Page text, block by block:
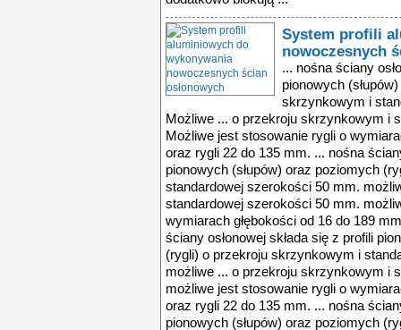
System profili
nowoczesnych
... nośna ściany
pionowych
skrzynkowym i
Możliwe ... o przekroju skrzynkowym i
Możliwe jest stosowanie rygli o
oraz rygli 22 do 135 mm. ... nośna
pionowych (słupów) oraz poziomych
standardowej szerokości 50 mm.
standardowej szerokości 50 mm.
wymiarach głębokości od 16 do 189
ściany osłonowej składa się z profili
(rygli) o przekroju skrzynkowym i
możliwe ... o przekroju skrzynkowym i
możliwe jest stosowanie rygli o
oraz rygli 22 do 135 mm. ... nośna
pionowych (słupów) oraz poziomych